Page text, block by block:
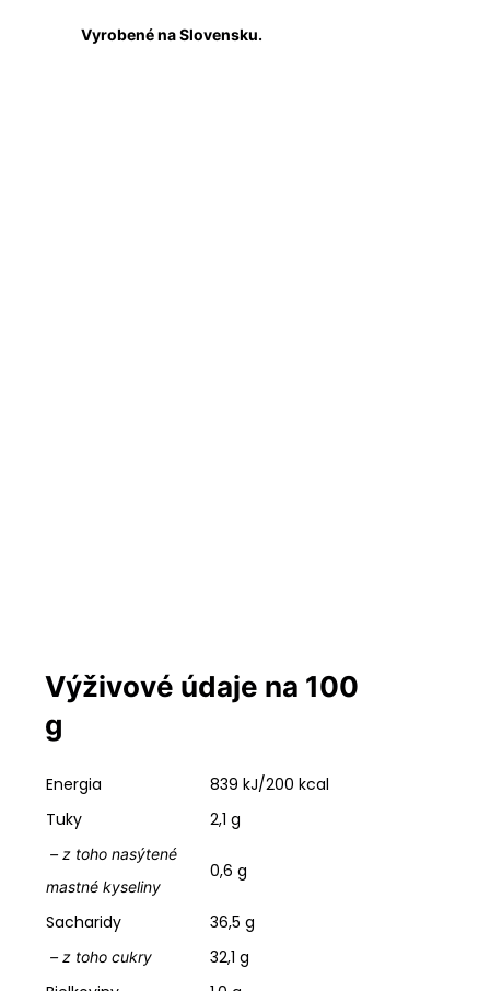
Vyrobené na Slovensku.
Výživové údaje na 100
g
Energia
839 kJ/200 kcal
Tuky
2,1 g
– z toho nasýtené
mastné kyseliny
0,6 g
Sacharidy 36,5 g
– z toho cukry
32,1 g